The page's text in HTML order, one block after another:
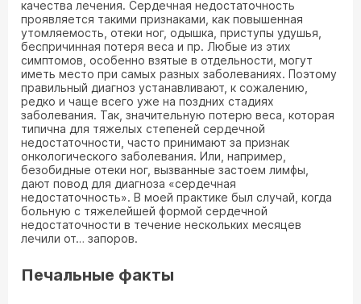
качества лечения. Сердечная недостаточность
проявляется такими признаками, как повышенная
утомляемость, отеки ног, одышка, приступы удушья,
беспричинная потеря веса и пр. Любые из этих
симптомов, особенно взятые в отдельности, могут
иметь место при самых разных заболеваниях. Поэтому
правильный диагноз устанавливают, к сожалению,
редко и чаще всего уже на поздних стадиях
заболевания. Так, значительную потерю веса, которая
типична для тяжелых степеней сердечной
недостаточности, часто принимают за признак
онкологического заболевания. Или, например,
безобидные отеки ног, вызванные застоем лимфы,
дают повод для диагноза «сердечная
недостаточность». В моей практике был случай, когда
больную с тяжелейшей формой сердечной
недостаточности в течение нескольких месяцев
лечили от… запоров.
Печальные факты